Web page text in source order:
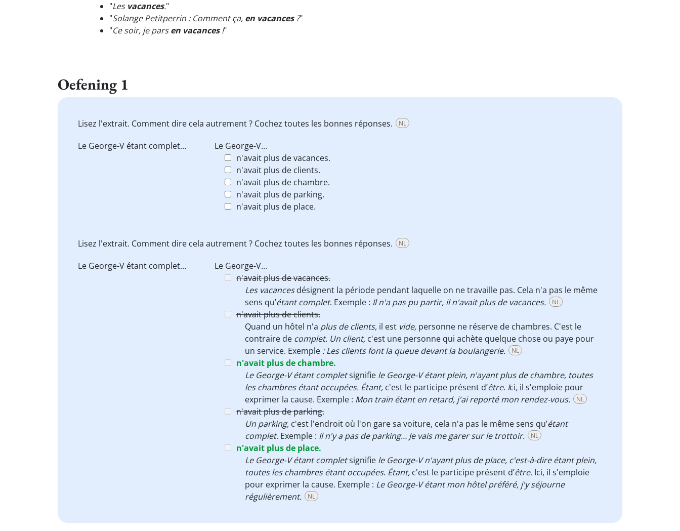
"Les vacances."
"Solange Petitperrin : Comment ça, en vacances?"
"Ce soir, je parsen vacances!"
Oefening 1
Lisez l'extrait. Comment dire cela autrement ? Cochez toutes les bonnes réponses. NL
Le George-V étant complet…
Le George-V...
n'avait plus de vacances.
n'avait plus de clients.
n'avait plus de chambre.
n'avait plus de parking.
n'avait plus de place.
Lisez l'extrait. Comment dire cela autrement ? Cochez toutes les bonnes réponses. NL
Le George-V étant complet…
Le George-V...
n'avait plus de vacances.
Les vacancesdésignent la période pendant laquelle on ne travaille pas. Cela n'a pas le même
sens qu’étant complet. Exemple : Il n'a pas pu partir, il n'avait plus de vacances. NL
n'avait plus de clients.
Quand un hôtel n'a plus de clients, il est vide, personne ne réserve de chambres. C'est le
contraire de complet. Un client, c'est une personne qui achète quelque chose ou paye pour
un service. Exemple : Les clients font la queue devant la boulangerie. NL
n'avait plus de chambre.
Le George-V étant completsignifie le George-V étant plein, n'ayant plus de chambre, toutes
les chambres étant occupées. Étant, c'est le participe présent d’être. Ici, il s'emploie pour
exprimer la cause. Exemple : Mon train étant en retard, j'ai reporté mon rendez-vous. NL
n'avait plus de parking.
Un parking, c'est l'endroit où l'on gare sa voiture, cela n'a pas le même sens qu’étant
complet. Exemple : Il n'y a pas de parking… Je vais me garer sur le trottoir. NL
n'avait plus de place.
Le George-V étant completsignifie le George-Vn'ayant plus de place, c'est-à-dire étant plein,
toutes les chambres étant occupées. Étant, c'est le participe présent d’être. Ici, il s'emploie
pour exprimer la cause. Exemple : Le George-V étant mon hôtel préféré, j'y séjourne
régulièrement.
NL